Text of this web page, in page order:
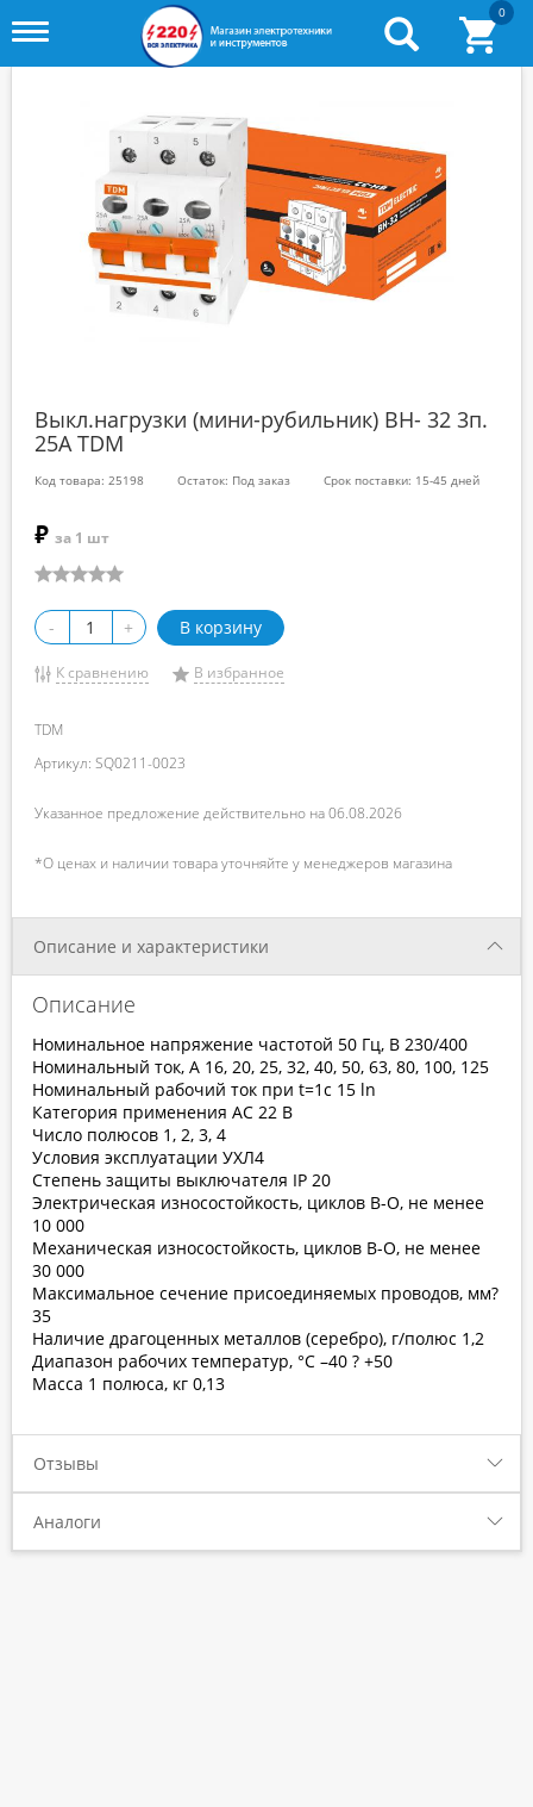
Toggle
0
Выкл.нагрузки (мини-рубильник) ВН- 32 3п.
25A TDM
Код товара: 25198 Остаток: Под заказ Срок поставки: 15-45 дней
₽ за 1 шт
- + В корзину
К сравнению В избранное
TDM
Артикул: SQ0211-0023
Указанное предложение действительно на 06.08.2026
*О ценах и наличии товара уточняйте у менеджеров магазина
Описание и характеристики
Описание
Номинальное напряжение частотой 50 Гц, В 230/400
Номинальный ток, А 16, 20, 25, 32, 40, 50, 63, 80, 100, 125
Номинальный рабочий ток при t=1c 15 ln
Категория применения АС 22 В
Число полюсов 1, 2, 3, 4
Условия эксплуатации УХЛ4
Степень защиты выключателя IP 20
Электрическая износостойкость, циклов В-О, не менее
10 000
Механическая износостойкость, циклов В-О, не менее
30 000
Максимальное сечение присоединяемых проводов, мм?
35
Наличие драгоценных металлов (серебро), г/полюс 1,2
Диапазон рабочих температур, °С –40 ? +50
Масса 1 полюса, кг 0,13
Отзывы
Аналоги